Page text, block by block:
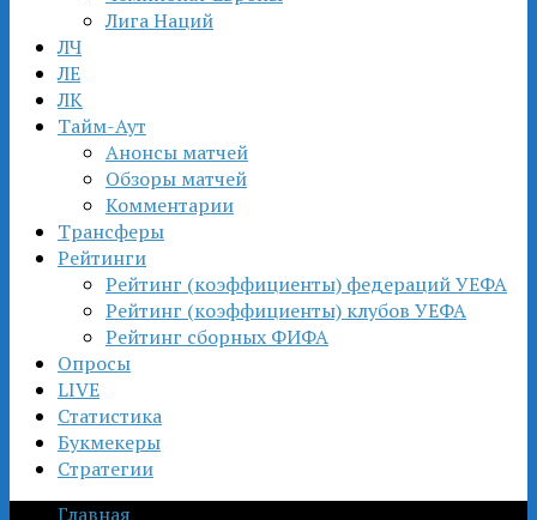
Лига Наций
ЛЧ
ЛЕ
ЛК
Тайм-Аут
Анонсы матчей
Обзоры матчей
Комментарии
Трансферы
Рейтинги
Рейтинг (коэффициенты) федераций УЕФА
Рейтинг (коэффициенты) клубов УЕФА
Рейтинг сборных ФИФА
Опросы
LIVE
Статистика
Букмекеры
Стратегии
Главная